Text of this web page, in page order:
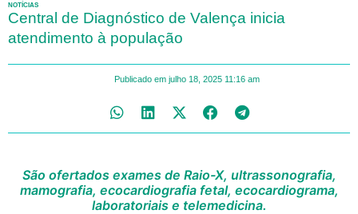
NOTÍCIAS
Central de Diagnóstico de Valença inicia
atendimento à população
Publicado em julho 18, 2025 11:16 am
São ofertados exames de Raio-X, ultrassonografia,
mamografia, ecocardiografia fetal, ecocardiograma,
laboratoriais e telemedicina.